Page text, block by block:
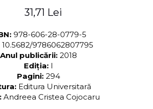
31,71 Lei
978-606-28-0779-5
10.5682/9786062807795
Anul publicării: 2018
Ediția: I
Pagini: 294
Editura Universitară
Andreea Cristea Cojocaru